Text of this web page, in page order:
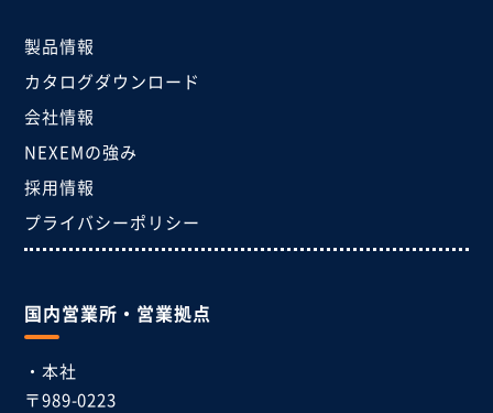
製品情報
カタログダウンロード
会社情報
NEXEMの強み
採用情報
プライバシーポリシー
国内営業所・営業拠点
・本社
〒989-0223